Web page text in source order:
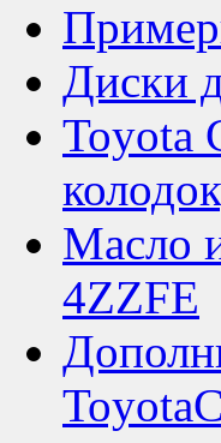
Диски
Toyota
Масло
4ZZFE